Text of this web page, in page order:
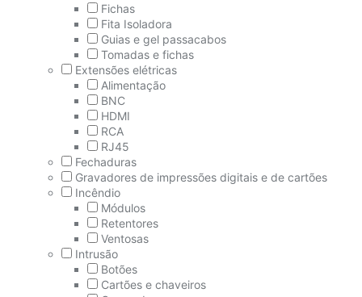
Fichas
Fita Isoladora
Guias e gel passacabos
Tomadas e fichas
Extensões elétricas
Alimentação
BNC
HDMI
RCA
RJ45
Fechaduras
Gravadores de impressões digitais e de cartões
Incêndio
Módulos
Retentores
Ventosas
Intrusão
Botões
Cartões e chaveiros